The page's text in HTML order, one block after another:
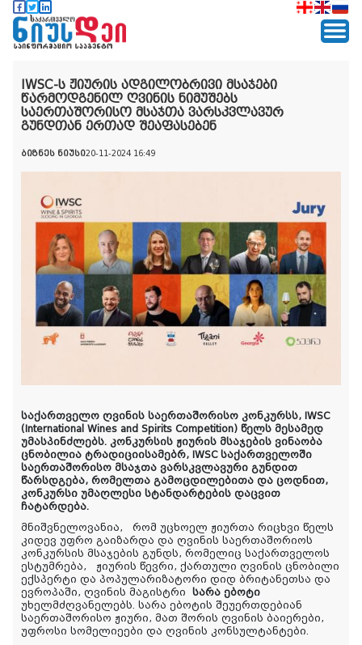
IWSC-ს ჟიურის ადგილობრივი მსაჯები
წარმოდგენილ ღვინის ნიმუშებს
საერთაშორისო მსაჯთა ვარსკვლავურ
გუნდთან ერთად შეაფასებენ
ბიზნეს ნიუსი20-11-2024 16:49
საქართველო ღვინის საერთაშორისო კონკურსს, IWSC
(International Wines and Spirits Competition) წელს მესამედ
უმასპინძლებს. კონკურსის ჟიურის მსაჯების ვინაობა
ცნობილია ტრადიციისამებრ, IWSC საქართველოში
საერთაშორისო მსაჯთა ვარსკვლავური გუნდით
წარსდგება, რომელთა გამოცდილებითა და ცოდნით,
კონკურსი უმაღლესი სტანდარტების დაცვით
ჩატარდება.
მნიშვნელოვანია,
რომ უცხოელ ჟიურთა რიცხვი წელს
კიდევ უფრო გაიზარდა და ღვინის საერთაშორიოს
კონკურსის მსაჯების გუნდს, რომელიც საქართველოს
ესტუმრება,
ჟიურის წევრი, ქართული ღვინის ცნობილი
ექსპერტი და პოპულარიზატორი დიდ ბრიტანეთსა და
ევროპაში, ღვინის მაგისტრი სარა ებოტი
უხელმძღვანელებს. სარა ებოტის შეუერთდებიან
საერთაშორისო ჟიური, მათ შორის ღვინის ბაიერები,
უფროსი სომელიეები და ღვინის კონსულტანტები.